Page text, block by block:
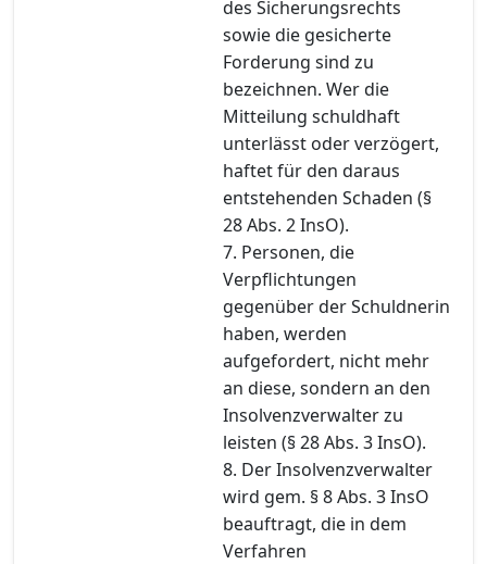
des Sicherungsrechts
sowie die gesicherte
Forderung sind zu
bezeichnen. Wer die
Mitteilung schuldhaft
unterlässt oder verzögert,
haftet für den daraus
entstehenden Schaden (§
28 Abs. 2 InsO).
7. Personen, die
Verpflichtungen
gegenüber der Schuldnerin
haben, werden
aufgefordert, nicht mehr
an diese, sondern an den
Insolvenzverwalter zu
leisten (§ 28 Abs. 3 InsO).
8. Der Insolvenzverwalter
wird gem. § 8 Abs. 3 InsO
beauftragt, die in dem
Verfahren